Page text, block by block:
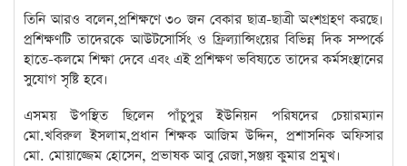
তিনি আরও বলেন,প্রশিক্ষণে ৩০ জন বেকার ছাত্র-ছাত্রী অংশগ্রহণ করছে।
প্রশিক্ষণটি তাদেরকে আউটসোর্সিং ও ফ্রিল্যান্সিংয়ের বিভিন্ন দিক সম্পর্কে
হাতে-কলমে শিক্ষা দেবে এবং এই প্রশিক্ষণ ভবিষ্যতে তাদের কর্মসংস্থানের
সুযোগ সৃষ্টি হবে।
এসময় উপস্থিত ছিলেন পাঁচুপুর ইউনিয়ন পরিষদের চেয়ারম্যান
মো.খবিরুল ইসলাম,প্রধান শিক্ষক আজিম উদ্দিন, প্রশাসনিক অফিসার
মো. মোয়াজ্জেম হোসেন, প্রভাষক আবু রেজা,সঞ্জয় কুমার প্রমুখ।